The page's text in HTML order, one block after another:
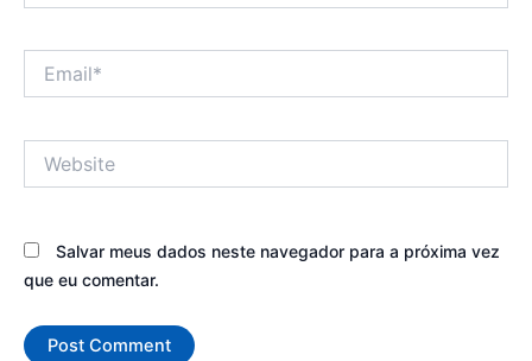
Salvar meus dados neste navegador para a próxima vez
que eu comentar.